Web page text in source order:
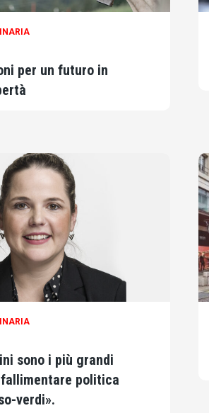
per un futuro in
sono i più grandi
politica
verdi».